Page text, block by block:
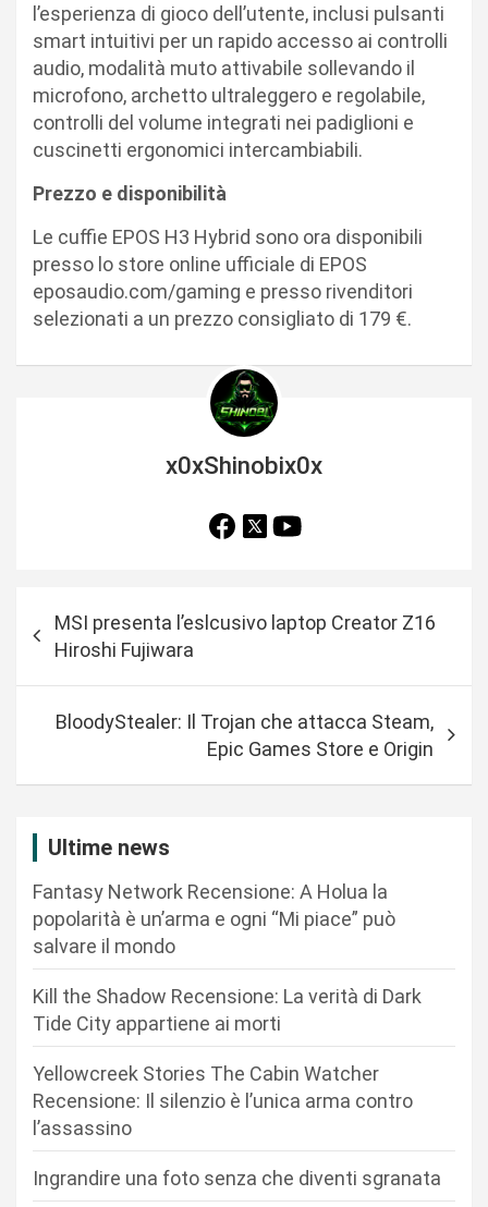
l’esperienza di gioco dell’utente, inclusi pulsanti
smart intuitivi per un rapido accesso ai controlli
audio, modalità muto attivabile sollevando il
microfono, archetto ultraleggero e regolabile,
controlli del volume integrati nei padiglioni e
cuscinetti ergonomici intercambiabili.
Prezzo e disponibilità
Le cuffie EPOS H3 Hybrid sono ora disponibili
presso lo store online ufficiale di EPOS
eposaudio.com/gaming e presso rivenditori
selezionati a un prezzo consigliato di 179 €.
x0xShinobix0x
a
MSI presenta l’eslcusivo laptop Creator Z16
Hiroshi Fujiwara
BloodyStealer: Il Trojan che attacca Steam,
Epic Games Store e Origin
Ultime news
Fantasy Network Recensione: A Holua la
popolarità è un’arma e ogni “Mi piace” può
salvare il mondo
Kill the Shadow Recensione: La verità di Dark
Tide City appartiene ai morti
Yellowcreek Stories The Cabin Watcher
Recensione: Il silenzio è l’unica arma contro
l’assassino
Ingrandire una foto senza che diventi sgranata